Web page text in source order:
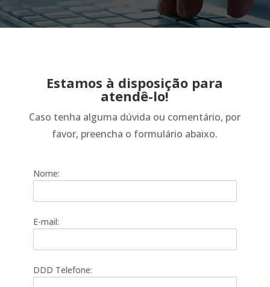
Estamos à disposição para
atendê-lo!
Caso tenha alguma dúvida ou comentário, por
favor, preencha o formulário abaixo.
Nome:
E-mail:
DDD Telefone: